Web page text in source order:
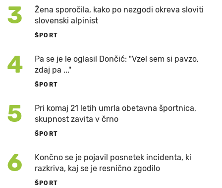
3
Žena sporočila, kako po nezgodi okreva sloviti
slovenski alpinist
ŠPORT
4
Pa se je le oglasil Dončić: "Vzel sem si pavzo,
zdaj pa ..."
ŠPORT
5
Pri komaj 21 letih umrla obetavna športnica,
skupnost zavita v črno
ŠPORT
6
Končno se je pojavil posnetek incidenta, ki
razkriva, kaj se je resnično zgodilo
ŠPORT